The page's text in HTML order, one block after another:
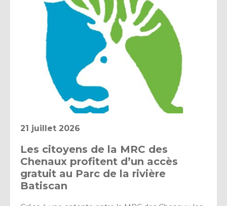
21 juillet 2026
Les citoyens de la MRC des
Chenaux profitent d’un accès
gratuit au Parc de la rivière
Batiscan